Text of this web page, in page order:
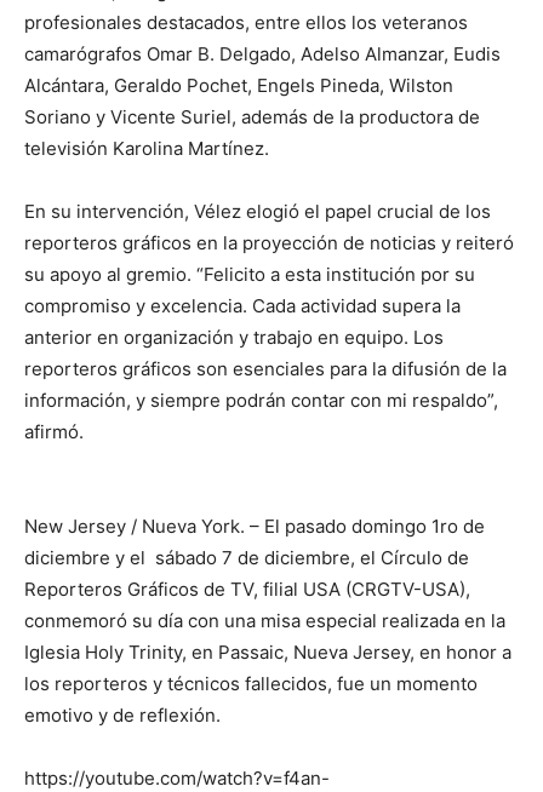
profesionales destacados, entre ellos los veteranos
camarógrafos Omar B. Delgado, Adelso Almanzar, Eudis
Alcántara, Geraldo Pochet, Engels Pineda, Wilston
Soriano y Vicente Suriel, además de la productora de
televisión Karolina Martínez.
En su intervención, Vélez elogió el papel crucial de los
reporteros gráficos en la proyección de noticias y reiteró
su apoyo al gremio. “Felicito a esta institución por su
compromiso y excelencia. Cada actividad supera la
anterior en organización y trabajo en equipo. Los
reporteros gráficos son esenciales para la difusión de la
información, y siempre podrán contar con mi respaldo”,
afirmó.
New Jersey / Nueva York. – El pasado domingo 1ro de
diciembre y el sábado 7 de diciembre, el Círculo de
Reporteros Gráficos de TV, filial USA (CRGTV-USA),
conmemoró su día con una misa especial realizada en la
Iglesia Holy Trinity, en Passaic, Nueva Jersey, en honor a
los reporteros y técnicos fallecidos, fue un momento
emotivo y de reflexión.
https://youtube.com/watch?v=f4an-